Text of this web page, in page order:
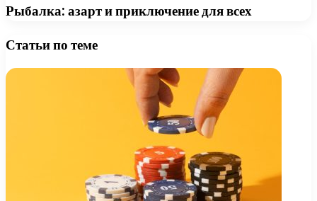
Рыбалка: азарт и приключение для всех
Статьи по теме